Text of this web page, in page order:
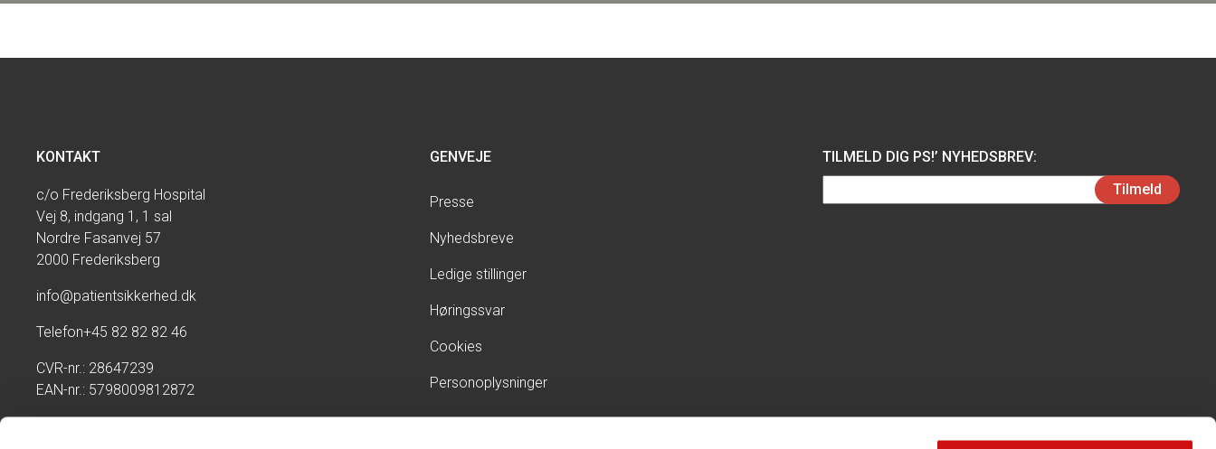
KONTAKT
c/o Frederiksberg Hospital
Vej 8, indgang 1, 1 sal
Nordre Fasanvej 57
2000 Frederiksberg
info@patientsikkerhed.dk
Telefon+45 82 82 82 46
CVR-nr.: 28647239
EAN-nr.: 5798009812872
GENVEJE
Presse
Nyhedsbreve
Ledige stillinger
Høringssvar
Cookies
Personoplysninger
TILMELD DIG PS!’ NYHEDSBREV:
(Påkrævet)
Tilmeld